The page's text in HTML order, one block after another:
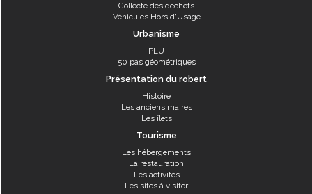
Collecte des déchets
Véhicules Hors d'Usage
Urbanisme
PLU
50 pas géométriques
Présentation du robert
Histoire
Les anciens maires
Les îlets
Tourisme
Les hébergements
La restauration
Les activités
Les sites à visiter